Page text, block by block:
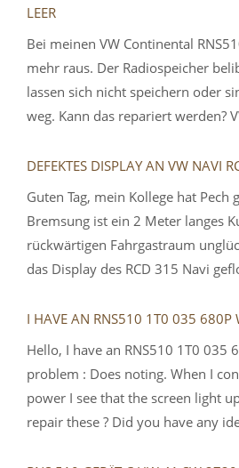
LEER
Bei meinen VW Continental
mehr raus. Der Radiospeicher
lassen sich nicht speichern oder
weg. Kann das repariert werden?
DEFEKTES DISPLAY AN VW NAVI
Guten Tag, mein Kollege hat Pech
Bremsung ist ein 2 Meter langes
rückwärtigen Fahrgastraum
das Display des RCD 315 Navi
I HAVE AN RNS510 1T0 035 680P
Hello, I have an RNS510 1T0 035
problem : Does noting. When I
power I see that the screen light
repair these ? Did you have any